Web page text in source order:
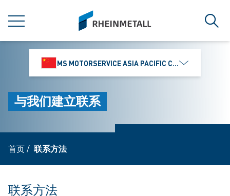
菜单
siteLogo
搜索
MS MOTORSERVICE ASIA PACIFIC CO., LTD.
与我们建立联系
首页/ 联系方法
联系方法